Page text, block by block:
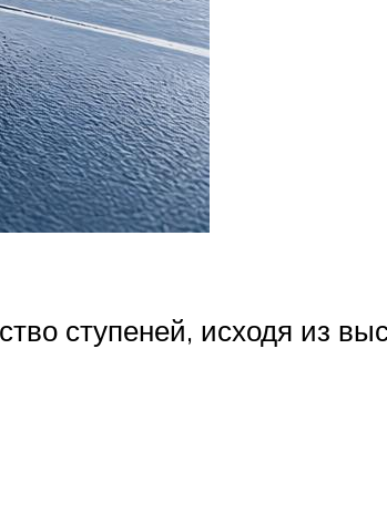
ступеней, исходя из